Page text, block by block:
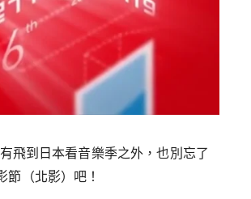
飛到日本看音樂季之外，也別忘了
（北影）吧！